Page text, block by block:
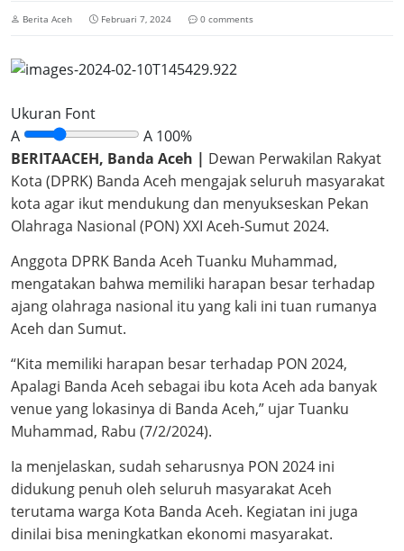
Berita Aceh Februari 7, 2024 0 comments
Ukuran Font
A
A 100%
BERITAACEH, Banda Aceh | Dewan Perwakilan Rakyat
Kota (DPRK) Banda Aceh mengajak seluruh masyarakat
kota agar ikut mendukung dan menyukseskan Pekan
Olahraga Nasional (PON) XXI Aceh-Sumut 2024.
Anggota DPRK Banda Aceh Tuanku Muhammad,
mengatakan bahwa memiliki harapan besar terhadap
ajang olahraga nasional itu yang kali ini tuan rumanya
Aceh dan Sumut.
“Kita memiliki harapan besar terhadap PON 2024,
Apalagi Banda Aceh sebagai ibu kota Aceh ada banyak
venue yang lokasinya di Banda Aceh,” ujar Tuanku
Muhammad, Rabu (7/2/2024).
Ia menjelaskan, sudah seharusnya PON 2024 ini
didukung penuh oleh seluruh masyarakat Aceh
terutama warga Kota Banda Aceh. Kegiatan ini juga
dinilai bisa meningkatkan ekonomi masyarakat.